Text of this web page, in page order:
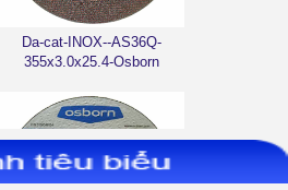
Da-cat-INOX--AS36Q-
355x3.0x25.4-Osborn